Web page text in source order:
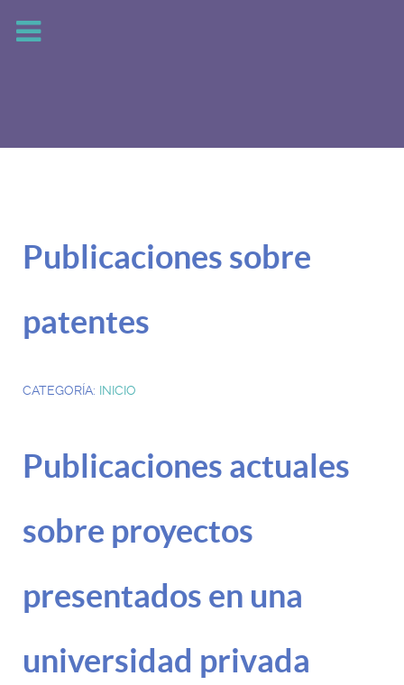
Publicaciones sobre
patentes
CATEGORÍA: INICIO
Publicaciones actuales
sobre proyectos
presentados en una
universidad privada